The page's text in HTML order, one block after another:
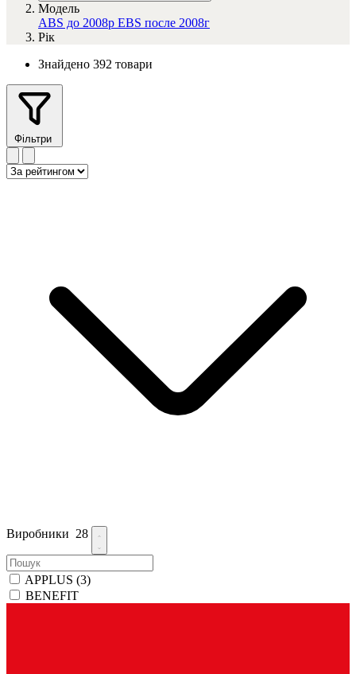
Модель
ABS до 2008р EBS после 2008г
Рік
Знайдено 392 товари
Фільтри
Виробники 28
APPLUS (3)
BENEFIT